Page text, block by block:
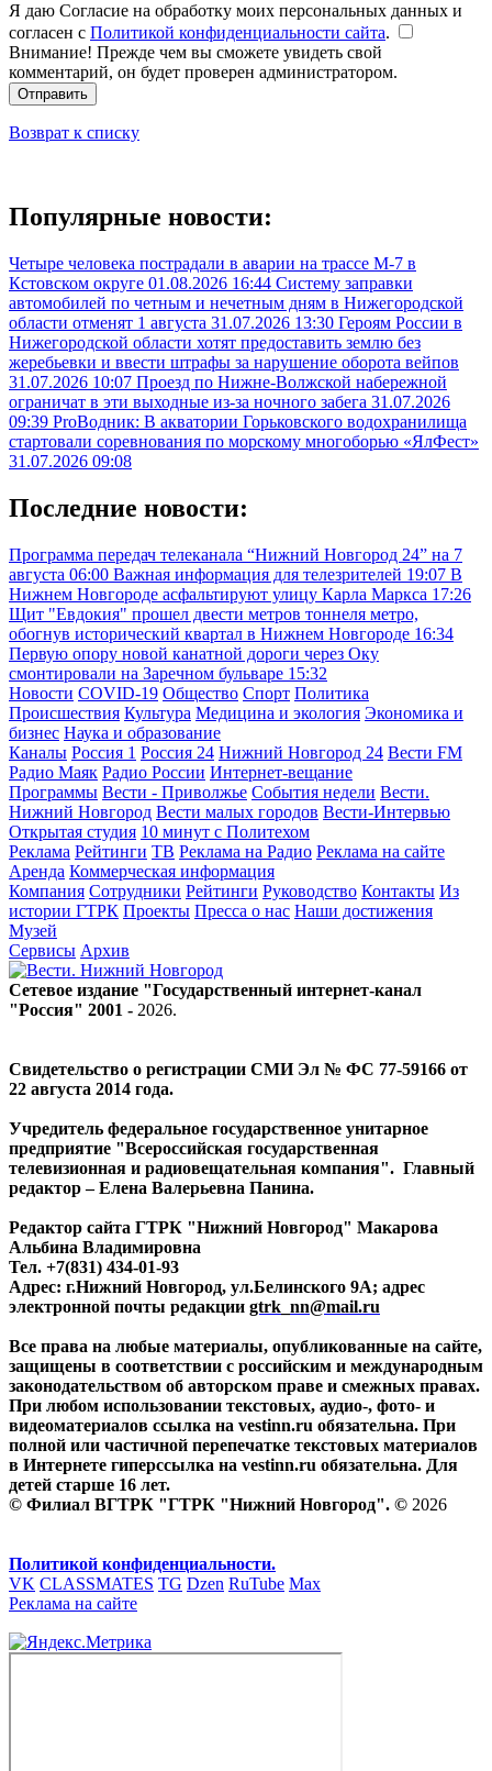
Я даю Согласие на обработку моих персональных данных и
согласен с Политикой конфиденциальности сайта.
Внимание! Прежде чем вы сможете увидеть свой
комментарий, он будет проверен администратором.
Отправить
Возврат к списку
Популярные новости:
Четыре человека пострадали в аварии на трассе М-7 в
Кстовском округе 01.08.2026 16:44 Систему заправки
автомобилей по четным и нечетным дням в Нижегородской
области отменят 1 августа 31.07.2026 13:30 Героям России в
Нижегородской области хотят предоставить землю без
жеребьевки и ввести штрафы за нарушение оборота вейпов
31.07.2026 10:07 Проезд по Нижне-Волжской набережной
ограничат в эти выходные из-за ночного забега 31.07.2026
09:39 ProВодник: В акватории Горьковского водохранилища
стартовали соревнования по морскому многоборью «ЯлФест»
31.07.2026 09:08
Последние новости:
Программа передач телеканала “Нижний Новгород 24” на 7
августа 06:00 Важная информация для телезрителей 19:07 В
Нижнем Новгороде асфальтируют улицу Карла Маркса 17:26
Щит "Евдокия" прошел двести метров тоннеля метро,
обогнув исторический квартал в Нижнем Новгороде 16:34
Первую опору новой канатной дороги через Оку
смонтировали на Заречном бульваре 15:32
Новости COVID-19 Общество Спорт Политика
Происшествия Культура Медицина и экология Экономика и
бизнес Наука и образование
Каналы Россия 1 Россия 24 Нижний Новгород 24 Вести FM
Радио Маяк Радио России Интернет-вещание
Программы Вести - Приволжье События недели Вести.
Нижний Новгород Вести малых городов Вести-Интервью
Открытая студия 10 минут с Политехом
Реклама Рейтинги ТВ Реклама на Радио Реклама на сайте
Аренда Коммерческая информация
Компания Сотрудники Рейтинги Руководство Контакты Из
истории ГТРК Проекты Пресса о нас Наши достижения
Музей
Сервисы Архив
Сетевое издание "Государственный интернет-канал
"Россия" 2001 - 2026.
Свидетельство о регистрации СМИ Эл № ФС 77-59166 от
22 августа 2014 года.
Учредитель федеральное государственное унитарное
предприятие "Всероссийская государственная
телевизионная и радиовещательная компания". Главный
редактор – Елена Валерьевна Панина.
Редактор сайта ГТРК "Нижний Новгород" Макарова
Альбина Владимировна
Тел. +7(831) 434-01-93
Адрес: г.Нижний Новгород, ул.Белинского 9А; адрес
электронной почты редакции gtrk_nn@mail.ru
Все права на любые материалы, опубликованные на сайте,
защищены в соответствии с российским и международным
законодательством об авторском праве и смежных правах.
При любом использовании текстовых, аудио-, фото- и
видеоматериалов ссылка на vestinn.ru обязательна. При
полной или частичной перепечатке текстовых материалов
в Интернете гиперссылка на vestinn.ru обязательна. Для
детей старше 16 лет.
© Филиал ВГТРК "ГТРК "Нижний Новгород". © 2026
Политикой конфиденциальности.
VK CLASSMATES TG Dzen RuTube Max
Реклама на сайте